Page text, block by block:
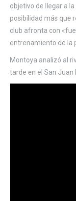
objetivo de llegar a
posibilidad más que
club afronta con
entrenamiento de la
Montoya analizó al
tarde en el San Juan